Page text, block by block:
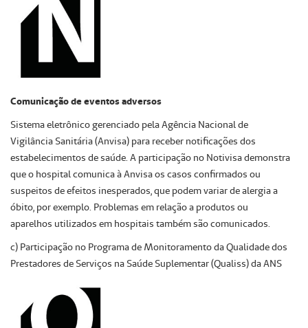
Comunicação de eventos adversos
Sistema eletrônico gerenciado pela Agência Nacional de
Vigilância Sanitária (Anvisa) para receber notificações dos
estabelecimentos de saúde. A participação no Notivisa demonstra
que o hospital comunica à Anvisa os casos confirmados ou
suspeitos de efeitos inesperados, que podem variar de alergia a
óbito, por exemplo. Problemas em relação a produtos ou
aparelhos utilizados em hospitais também são comunicados.
c) Participação no Programa de Monitoramento da Qualidade dos
Prestadores de Serviços na Saúde Suplementar (Qualiss) da ANS